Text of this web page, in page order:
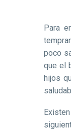
Para
poco
que el
hijos